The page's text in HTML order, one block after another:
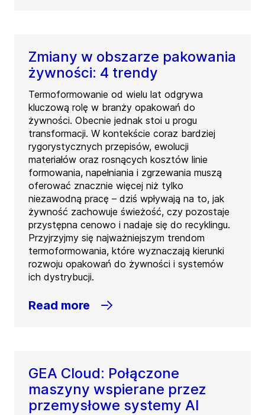
Zmiany w obszarze pakowania
żywności: 4 trendy
Termoformowanie od wielu lat odgrywa
kluczową rolę w branży opakowań do
żywności. Obecnie jednak stoi u progu
transformacji. W kontekście coraz bardziej
rygorystycznych przepisów, ewolucji
materiałów oraz rosnących kosztów linie
formowania, napełniania i zgrzewania muszą
oferować znacznie więcej niż tylko
niezawodną pracę – dziś wpływają na to, jak
żywność zachowuje świeżość, czy pozostaje
przystępna cenowo i nadaje się do recyklingu.
Przyjrzyjmy się najważniejszym trendom
termoformowania, które wyznaczają kierunki
rozwoju opakowań do żywności i systemów
ich dystrybucji.
Read more
GEA Cloud: Połączone
maszyny wspierane przez
przemysłowe systemy AI